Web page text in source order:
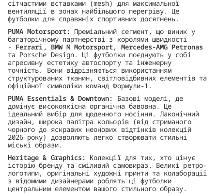
сітчастими вставками (mesh) для максимальної
вентиляції в зонах найбільшого перегріву. Це
футболки для справжніх спортивних досягнень.
PUMA Motorsport: Преміальний сегмент, що виник у
багаторічному партнерстві з королями швидкості
- Ferrari, BMW M Motorsport, Mercedes-AMG Petronas
та Porsche Design. Ці футболки поєднують у собі
агресивну естетику автоспорту та інженерну
точність. Вони відрізняються використанням
структурованих тканин, світловідбивних елементів та
офіційної символіки команд Формули-1.
PUMA Essentials & Downtown:
Базові моделі, де
домінує високоякісна органічна бавовна. Це
ідеальний вибір для щоденного носіння. Лаконічний
дизайн, широка палітра кольорів (від стриманого
чорного до яскравих неонових відтінків колекцій
2026 року) дозволяють легко створювати стильні
міські образи.
Heritage & Graphics: Колекції для тих, хто цінує
історію бренду та сміливий самовираз. Великі ретро-
логотипи, оригінальні художні принти та колаборації
з відомими дизайнерами роблять ці футболки
центральним елементом вашого стильного образу.